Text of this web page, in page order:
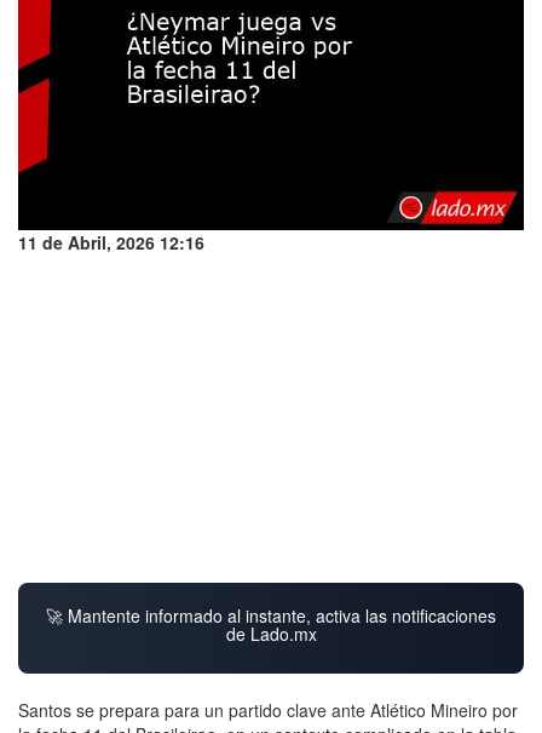
11 de Abril, 2026 12:16
🚀 Mantente informado al instante, activa las notificaciones
de Lado.mx
Santos se prepara para un partido clave ante Atlético Mineiro por